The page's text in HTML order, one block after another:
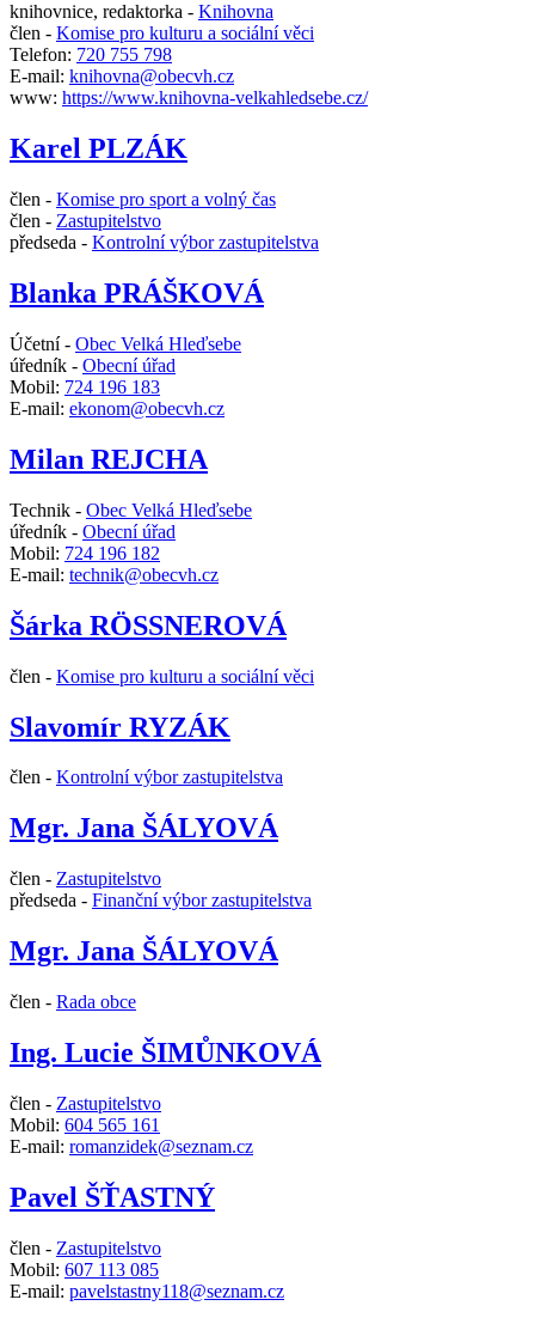
knihovnice, redaktorka - Knihovna
člen - Komise pro kulturu a sociální věci
Telefon: 720 755 798
E-mail: knihovna@obecvh.cz
www: https://www.knihovna-velkahledsebe.cz/
Karel PLZÁK
člen - Komise pro sport a volný čas
člen - Zastupitelstvo
předseda - Kontrolní výbor zastupitelstva
Blanka PRÁŠKOVÁ
Účetní - Obec Velká Hleďsebe
úředník - Obecní úřad
Mobil: 724 196 183
E-mail: ekonom@obecvh.cz
Milan REJCHA
Technik - Obec Velká Hleďsebe
úředník - Obecní úřad
Mobil: 724 196 182
E-mail: technik@obecvh.cz
Šárka RÖSSNEROVÁ
člen - Komise pro kulturu a sociální věci
Slavomír RYZÁK
člen - Kontrolní výbor zastupitelstva
Mgr. Jana ŠÁLYOVÁ
člen - Zastupitelstvo
předseda - Finanční výbor zastupitelstva
Mgr. Jana ŠÁLYOVÁ
člen - Rada obce
Ing. Lucie ŠIMŮNKOVÁ
člen - Zastupitelstvo
Mobil: 604 565 161
E-mail: romanzidek@seznam.cz
Pavel ŠŤASTNÝ
člen - Zastupitelstvo
Mobil: 607 113 085
E-mail: pavelstastny118@seznam.cz